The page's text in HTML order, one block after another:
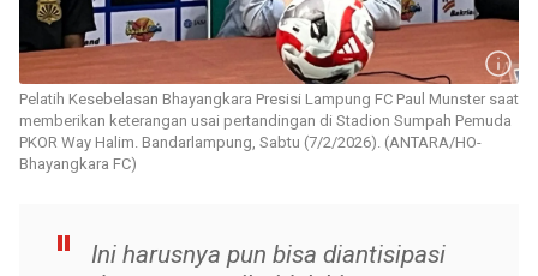
Pelatih Kesebelasan Bhayangkara Presisi Lampung FC Paul Munster saat
memberikan keterangan usai pertandingan di Stadion Sumpah Pemuda
PKOR Way Halim. Bandarlampung, Sabtu (7/2/2026). (ANTARA/HO-
Bhayangkara FC)
Ini harusnya pun bisa diantisipasi